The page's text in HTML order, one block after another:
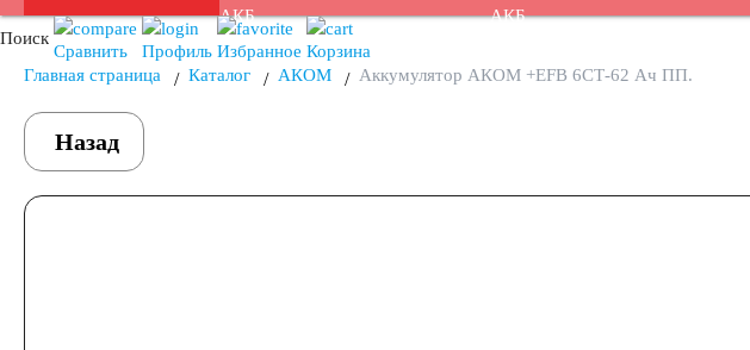
АКБ АКБ
Поиск
Сравнить Профиль Избранное Корзина
Главная страница
Каталог АКОМ Аккумулятор АКОМ +EFB 6СТ-62 Ач ПП.
Назад